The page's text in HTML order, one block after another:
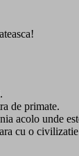
de primate.
acolo unde
cu o